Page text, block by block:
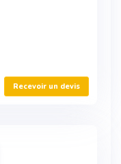
Recevoir un devis